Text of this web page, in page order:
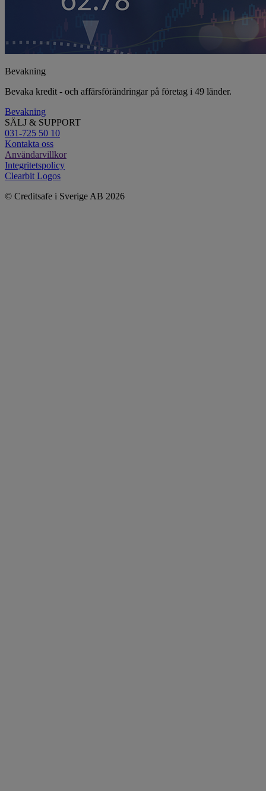
Bevakning
Bevaka kredit - och affärsförändringar på företag i 49 länder.
Bevakning
SÄLJ & SUPPORT
031-725 50 10
Kontakta oss
Användarvillkor
Integritetspolicy
Clearbit Logos
© Creditsafe i Sverige AB 2026